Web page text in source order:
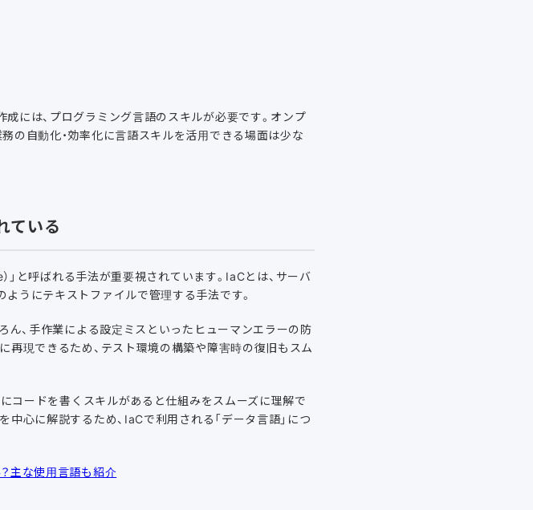
には、プログラミング言語のスキルが必要です。オンプ
の自動化・効率化に言語スキルを活用できる場面は少な
ている
と呼ばれる手法が重要視されています。IaCとは、サーバ
うにテキストファイルで管理する手法です。
、手作業による設定ミスといったヒューマンエラーの防
再現できるため、テスト環境の構築や障害時の復旧もスム
コードを書くスキルがあると仕組みをスムーズに理解で
心に解説するため、IaCで利用される「データ言語」につ
主な使用言語も紹介